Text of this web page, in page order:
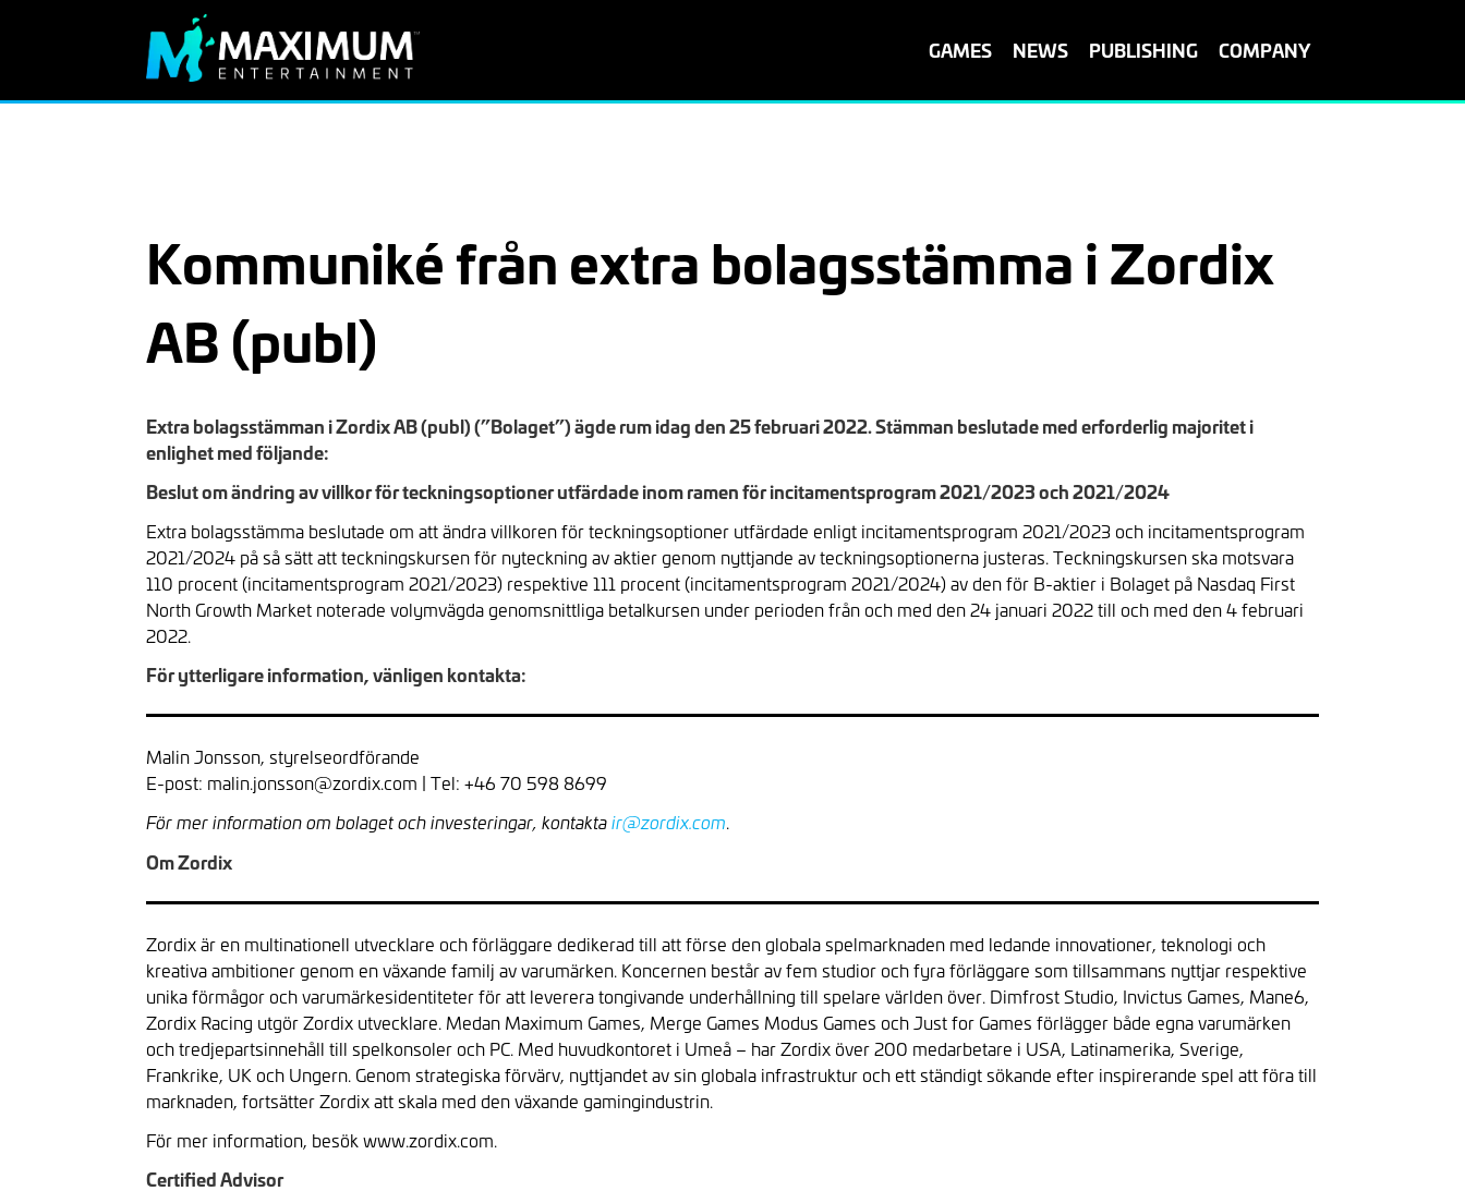
GAMES NEWS PUBLISHING COMPANY
Kommuniké från extra bolagsstämma i Zordix
AB (publ)
Extra bolagsstämman i Zordix AB (publ) (”Bolaget”) ägde rum idag den 25 februari 2022. Stämman beslutade med erforderlig majoritet i
enlighet med följande:
Beslut om ändring av villkor för teckningsoptioner utfärdade inom ramen för incitamentsprogram 2021/2023 och 2021/2024
Extra bolagsstämma beslutade om att ändra villkoren för teckningsoptioner utfärdade enligt incitamentsprogram 2021/2023 och incitamentsprogram
2021/2024 på så sätt att teckningskursen för nyteckning av aktier genom nyttjande av teckningsoptionerna justeras. Teckningskursen ska motsvara
110 procent (incitamentsprogram 2021/2023) respektive 111 procent (incitamentsprogram 2021/2024) av den för B-aktier i Bolaget på Nasdaq First
North Growth Market noterade volymvägda genomsnittliga betalkursen under perioden från och med den 24 januari 2022 till och med den 4 februari
2022.
För ytterligare information, vänligen kontakta:
Malin Jonsson, styrelseordförande
E-post: malin.jonsson@zordix.com | Tel: +46 70 598 8699
För mer information om bolaget och investeringar, kontaktair@zordix.com.
Om Zordix
Zordix är en multinationell utvecklare och förläggare dedikerad till att förse den globala spelmarknaden med ledande innovationer, teknologi och
kreativa ambitioner genom en växande familj av varumärken. Koncernen består av fem studior och fyra förläggare som tillsammans nyttjar respektive
unika förmågor och varumärkesidentiteter för att leverera tongivande underhållning till spelare världen över. Dimfrost Studio, Invictus Games, Mane6,
Zordix Racing utgör Zordix utvecklare. Medan Maximum Games, Merge Games Modus Games och Just for Games förlägger både egna varumärken
och tredjepartsinnehåll till spelkonsoler och PC. Med huvudkontoret i Umeå – har Zordix över 200 medarbetare i USA, Latinamerika, Sverige,
Frankrike, UK och Ungern. Genom strategiska förvärv, nyttjandet av sin globala infrastruktur och ett ständigt sökande efter inspirerande spel att föra till
marknaden, fortsätter Zordix att skala med den växande gamingindustrin.
För mer information, besök www.zordix.com.
Certified Advisor